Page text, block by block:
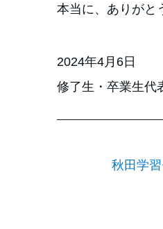
本当に、ありがと
2024年4月6日
修了生・卒業生
秋田学